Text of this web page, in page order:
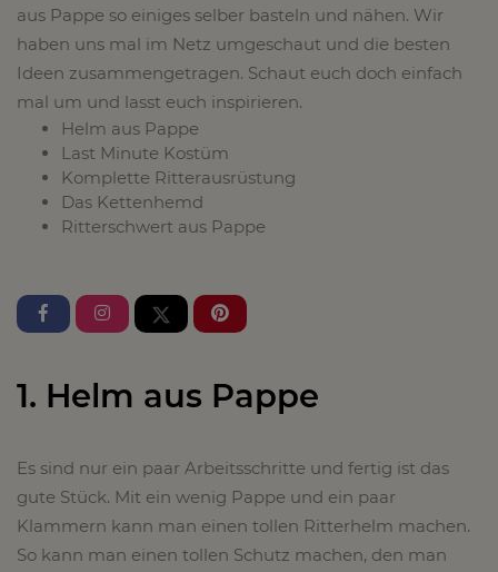
aus Pappe so einiges selber basteln und nähen. Wir
haben uns mal im Netz umgeschaut und die besten
Ideen zusammengetragen. Schaut euch doch einfach
mal um und lasst euch inspirieren.
Helm aus Pappe
Last Minute Kostüm
Komplette Ritterausrüstung
Das Kettenhemd
Ritterschwert aus Pappe
1. Helm aus Pappe
Es sind nur ein paar Arbeitsschritte und fertig ist das
gute Stück. Mit ein wenig Pappe und ein paar
Klammern kann man einen tollen Ritterhelm machen.
So kann man einen tollen Schutz machen, den man